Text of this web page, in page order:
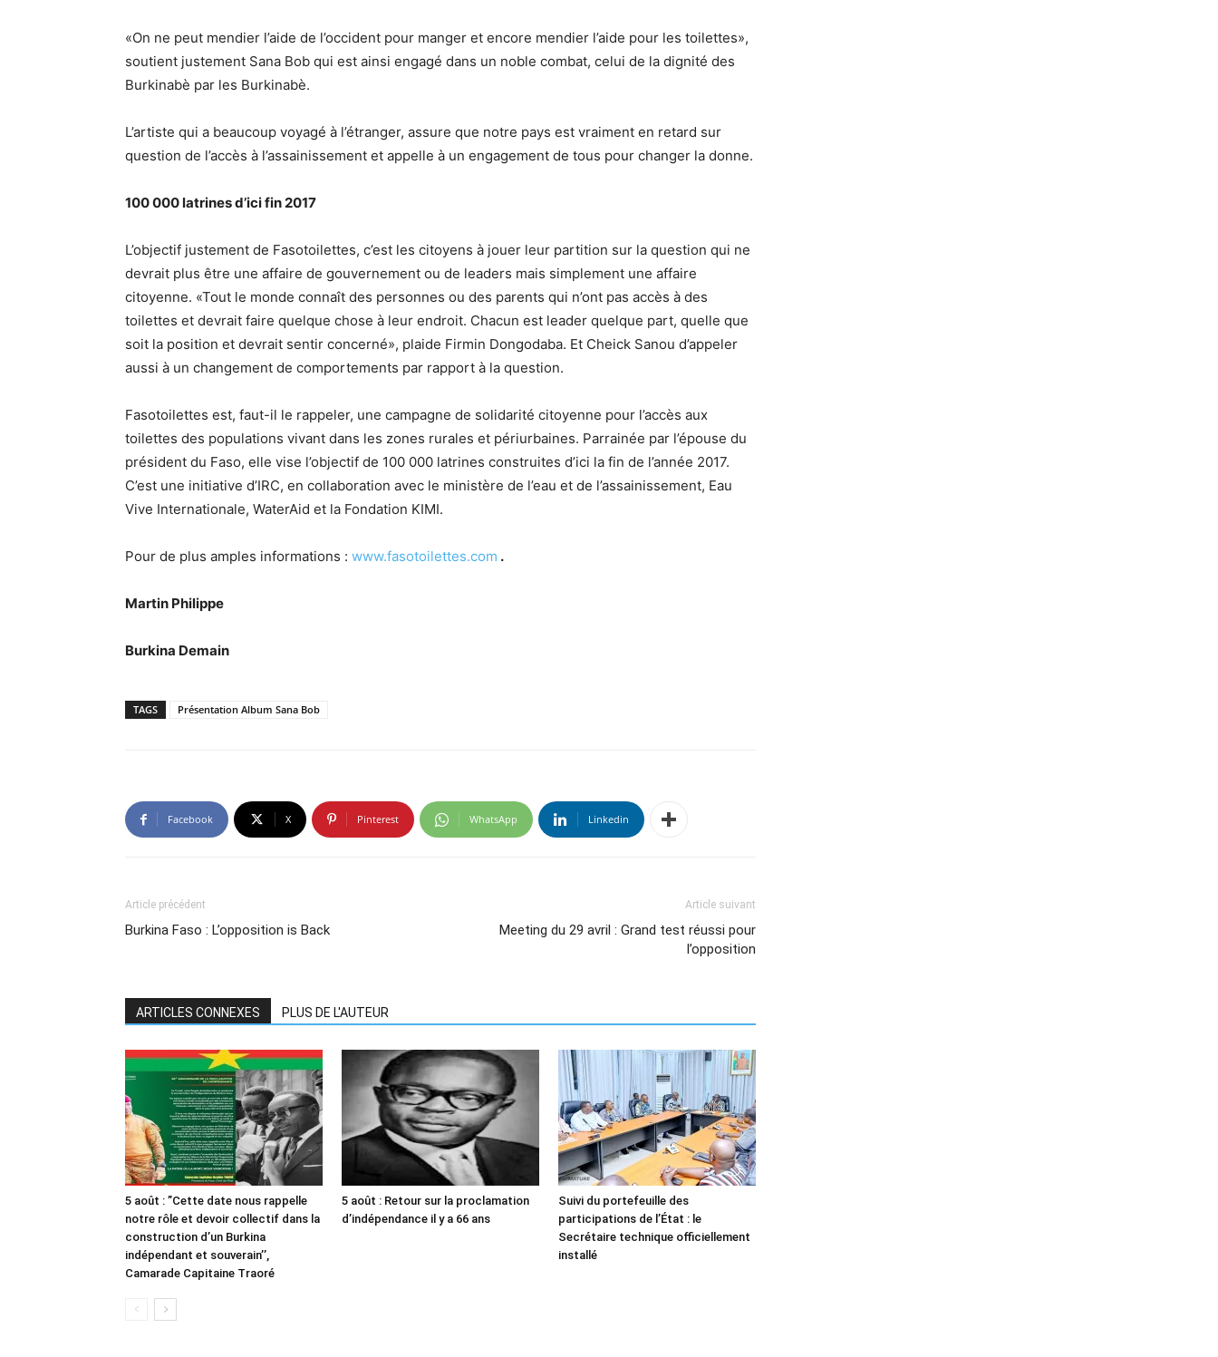
«On ne peut mendier l’aide de l’occident pour manger et encore mendier l’aide pour les toilettes»,
soutient justement Sana Bob qui est ainsi engagé dans un noble combat, celui de la dignité des
Burkinabè par les Burkinabè.
L’artiste qui a beaucoup voyagé à l’étranger, assure que notre pays est vraiment en retard sur
question de l’accès à l’assainissement et appelle à un engagement de tous pour changer la donne.
100 000 latrines d’ici fin 2017
L’objectif justement de Fasotoilettes, c’est les citoyens à jouer leur partition sur la question qui ne
devrait plus être une affaire de gouvernement ou de leaders mais simplement une affaire
citoyenne. «Tout le monde connaît des personnes ou des parents qui n’ont pas accès à des
toilettes et devrait faire quelque chose à leur endroit. Chacun est leader quelque part, quelle que
soit la position et devrait sentir concerné», plaide Firmin Dongodaba. Et Cheick Sanou d’appeler
aussi à un changement de comportements par rapport à la question.
Fasotoilettes est, faut-il le rappeler, une campagne de solidarité citoyenne pour l’accès aux
toilettes des populations vivant dans les zones rurales et périurbaines. Parrainée par l’épouse du
président du Faso, elle vise l’objectif de 100 000 latrines construites d’ici la fin de l’année 2017.
C’est une initiative d’IRC, en collaboration avec le ministère de l’eau et de l’assainissement, Eau
Vive Internationale, WaterAid et la Fondation KIMI.
Pour de plus amples informations : www.fasotoilettes.com .
Martin Philippe
Burkina Demain
TAGS Présentation Album Sana Bob
Facebook X Pinterest WhatsApp Linkedin
Article précédent
Burkina Faso : L’opposition is Back
Article suivant
Meeting du 29 avril : Grand test réussi pour
l’opposition
ARTICLES CONNEXES PLUS DE L'AUTEUR
5 août : ”Cette date nous rappelle
notre rôle et devoir collectif dans la
construction d’un Burkina
indépendant et souverain’’,
Camarade Capitaine Traoré
5 août : Retour sur la proclamation
d’indépendance il y a 66 ans
Suivi du portefeuille des
participations de l’État : le
Secrétaire technique officiellement
installé